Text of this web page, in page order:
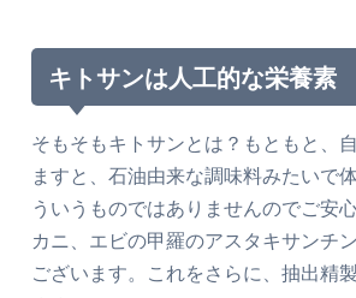
キトサンは人工的な栄養素
そもそもキトサンとは？もともと、
ますと、石油由来な調味料みたいで
ういうものではありませんのでご安
カニ、エビの甲羅のアスタキサンチ
ございます。これをさらに、抽出精